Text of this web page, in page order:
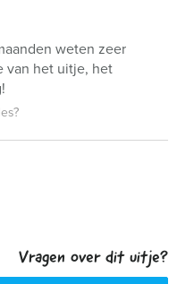
weten zeer
van het uitje, het
Vragen over dit uitje?